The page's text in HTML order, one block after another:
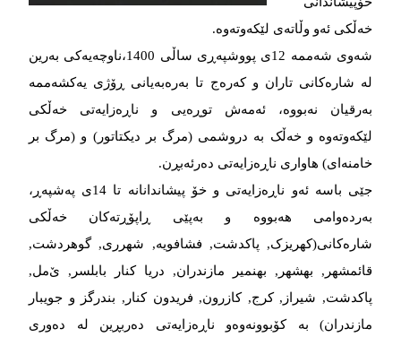
خەڵکی ئەو وڵاتەی لێکەوتەوە.
شەوی شەممە 12ی پووشپەڕی ساڵی 1400،ناوچەیەکی بەرین
لە شارەکانی تاران و کەرەج تا بەرەبەیانی ڕۆژی یەکشەممە
بەرقیان نەبووە، ئەمەش توڕەیی و ناڕەزایەتی خەڵکی
لێکەوتەوە و خەڵک بە دروشمی (مرگ بر دیکتاتور) و (مرگ بر
خامنەای) هاواری ناڕەزایەتی دەرئەبڕن.
جێی باسە ئەو ناڕەزایەتی و خۆ پیشاندانانە تا 14ی پەشپەڕ،
بەردەوامی هەبووە و بەپێی ڕاپۆڕتەکان خەڵکی
شارەکانی(کهریزک, پاکدشت, فشافویە, شهرری, گوهردشت,
قائمشهر, بهشهر, بهنمیر مازندران, دریا کنار بابلسر, ێ‌مل,
پاکدشت, شیراز, کرج, کازرون, فریدون کنار, بندرگز و جویبار
مازندران) بە کۆبوونەوەو ناڕەزایەتی دەربڕین لە دەوری